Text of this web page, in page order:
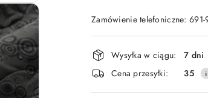
Zamówienie telefoniczne: 691-
Dostępność
i
dostawa
Wysyłka w ciągu:
7 dni
Cena przesyłki:
35